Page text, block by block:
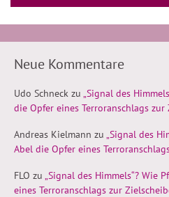
Neue Kommentare
Udo Schneck zu „Signal des
die Opfer eines Terroranschlags
Andreas Kielmann zu „Signal des
Abel die Opfer eines
FLO zu „Signal des Himmels“? Wie
eines Terroranschlags zur